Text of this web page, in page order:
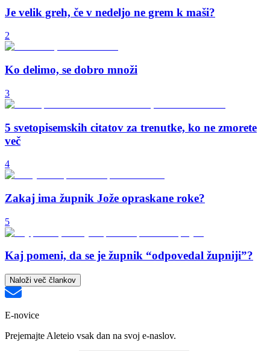
Je velik greh, če v nedeljo ne grem k maši?
2
Ko delimo, se dobro množi
3
5 svetopisemskih citatov za trenutke, ko ne zmorete
več
4
Zakaj ima župnik Jože opraskane roke?
5
Kaj pomeni, da se je župnik “odpovedal župniji”?
Naloži več člankov
E-novice
Prejemajte Aleteio vsak dan na svoj e-naslov.